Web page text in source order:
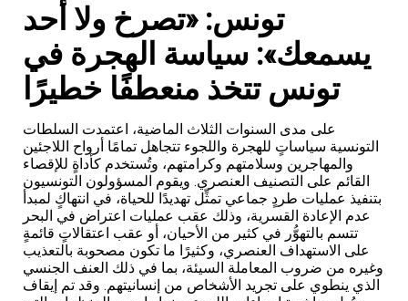
تونس: «تصرخ ولا أحد
يسمعك»: سياسة الهجرة في
تونس تتخذ منعطفًا خطيرًا
على مدى السنوات الثلاث الماضية، اعتمدت السلطات
التونسية سياساتٍ للهجرة واللجوء تتجاهل تمامًا أرواح اللاجئين
والمهاجرين وسلامتهم وكرامتهم، وتُستخدم كأداةٍ للإقصاء
القائم على التصنيف العنصري. ويقوم المسؤولون التونسيون
بتنفيذ عمليات طردٍ جماعي تمثِّل تهديدًا للحياة، في انتهاكٍ لمبدأ
عدم الإعادة القسرية، وذلك عقب عمليات اعتراض في البحر
تتسم بالتهوُّر في كثير من الأحيان، أو عقب اعتقالاتٍ قائمةٍ
على الاستهداف العنصري، وكثيرًا ما تكون مصحوبة بالتعذيب
وغيره من ضروب المعاملة السيئة، بما في ذلك العنف الجنسي
الذي ينطوي على تجريد الأشخاص من إنسانيتهم. وقد تم إيقاف